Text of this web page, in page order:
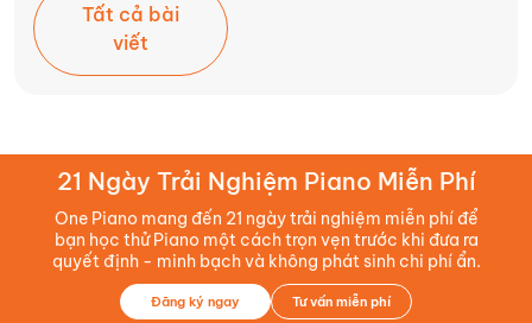
Tất cả bài
viết
21 Ngày Trải Nghiệm Piano Miễn Phí
One Piano mang đến 21 ngày trải nghiệm miễn phí để
bạn học thử Piano một cách trọn vẹn trước khi đưa ra
quyết định - minh bạch và không phát sinh chi phí ẩn.
Đăng ký ngay Tư vấn miễn phí